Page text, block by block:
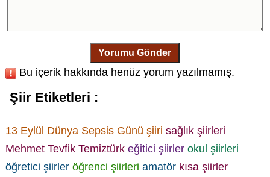
Yorumu Gönder
Bu içerik hakkında henüz yorum yazılmamış.
Şiir Etiketleri :
13 Eylül Dünya Sepsis Günü şiiri sağlık şiirleri
Mehmet Tevfik Temiztürk eğitici şiirler okul şiirleri
öğretici şiirler öğrenci şiirleri amatör kısa şiirler